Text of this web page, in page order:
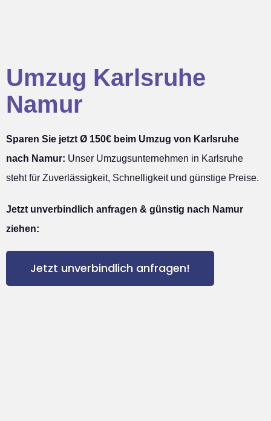
Umzug Karlsruhe
Namur
Sparen Sie jetzt Ø 150€ beim Umzug von Karlsruhe
nach Namur: Unser Umzugsunternehmen in Karlsruhe
steht für Zuverlässigkeit, Schnelligkeit und günstige Preise.
Jetzt unverbindlich anfragen & günstig nach Namur
ziehen:
Jetzt unverbindlich anfragen!